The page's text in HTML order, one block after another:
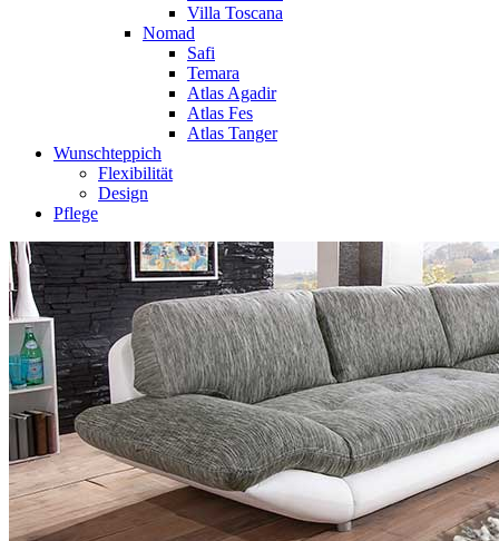
Villa Toscana
Nomad
Safi
Temara
Atlas Agadir
Atlas Fes
Atlas Tanger
Wunschteppich
Flexibilität
Design
Pflege